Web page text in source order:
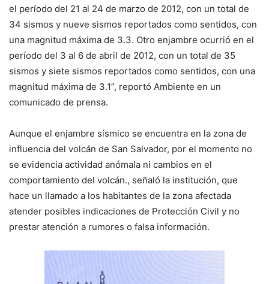
el período del 21 al 24 de marzo de 2012, con un total de
34 sismos y nueve sismos reportados como sentidos, con
una magnitud máxima de 3.3. Otro enjambre ocurrió en el
período del 3 al 6 de abril de 2012, con un total de 35
sismos y siete sismos reportados como sentidos, con una
magnitud máxima de 3.1”, reportó Ambiente en un
comunicado de prensa.
Aunque el enjambre sísmico se encuentra en la zona de
influencia del volcán de San Salvador, por el momento no
se evidencia actividad anómala ni cambios en el
comportamiento del volcán., señaló la institución, que
hace un llamado a los habitantes de la zona afectada
atender posibles indicaciones de Protección Civil y no
prestar atención a rumores o falsa información.